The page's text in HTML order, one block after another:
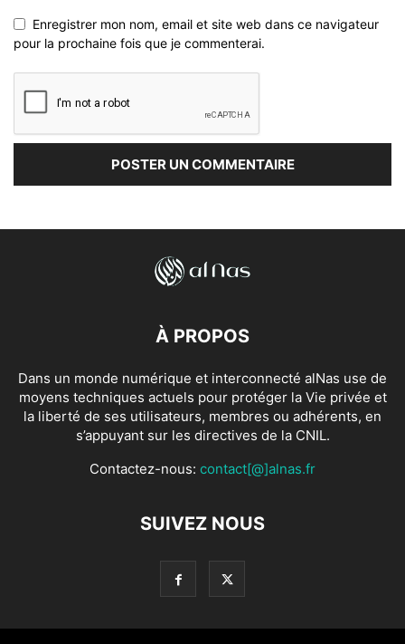
Enregistrer mon nom, email et site web dans ce navigateur
pour la prochaine fois que je commenterai.
À PROPOS
Dans un monde numérique et interconnecté alNas use de
moyens techniques actuels pour protéger la Vie privée et
la liberté de ses utilisateurs, membres ou adhérents, en
s’appuyant sur les directives de la CNIL.
Contactez-nous: contact[@]alnas.fr
SUIVEZ NOUS